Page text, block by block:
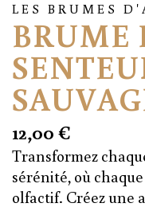
LES BRUMES
BRUME
12,00€
Transformez
sérénité, où
olfactif. Créez une